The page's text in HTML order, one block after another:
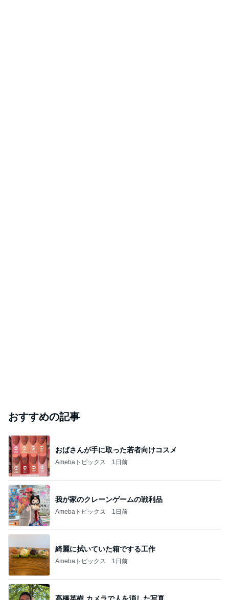
おすすめの記事
おばさんが手に取った若者向けコスメ
Amebaトピックス 1日前
我が家のクレーンゲームの戦利品
Amebaトピックス 1日前
綺麗に拭いていた箱でする工作
Amebaトピックス 1日前
高橋英樹 カメラで人を消した写真